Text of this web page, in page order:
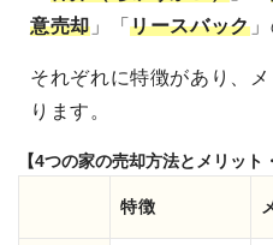
意売却」「リースバック
それぞれに特徴があり、
ります。
【4つの家の売却方法とメリット
特徴